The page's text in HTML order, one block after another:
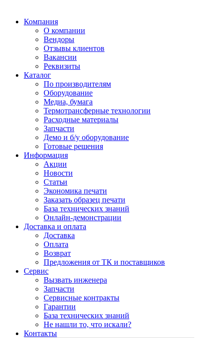
Компания
О компании
Вендоры
Отзывы клиентов
Вакансии
Реквизиты
Каталог
По производителям
Оборудование
Медиа, бумага
Термотрансферные технологии
Расходные материалы
Запчасти
Демо и б/у оборудование
Готовые решения
Информация
Акции
Новости
Статьи
Экономика печати
Заказать образец печати
База технических знаний
Онлайн-демонстрации
Доставка и оплата
Доставка
Оплата
Возврат
Предложения от ТК и поставщиков
Сервис
Вызвать инженера
Запчасти
Сервисные контракты
Гарантии
База технических знаний
Не нашли то, что искали?
Контакты